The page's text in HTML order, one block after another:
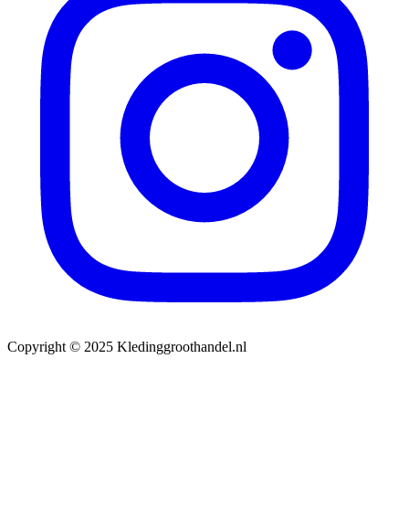
Copyright © 2025 Kledinggroothandel.nl